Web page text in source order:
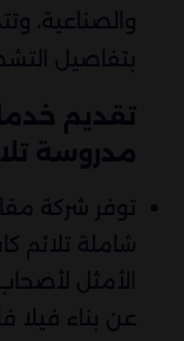
والصناعية،
بتفاصيل
تقديم
مدروسة
توفر شركة
شاملة تلائم
الأمثل
عن بناء فيلا